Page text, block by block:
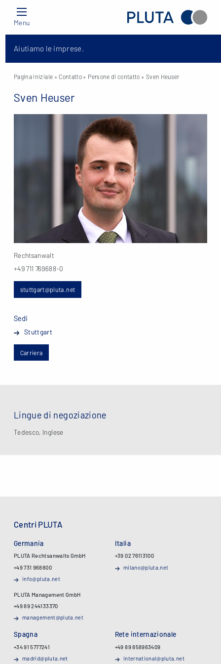
Menu
Aiutiamo le imprese.
Pagina iniziale » Contatto » Persone di contatto » Sven Heuser
Sven Heuser
Rechtsanwalt
+49 711 769688-0
stuttgart@pluta.net
Sedi
Stuttgart
Carriera
Lingue di negoziazione
Tedesco, Inglese
Centri PLUTA
Germania
PLUTA Rechtsanwalts GmbH
+49 731 968800
info@pluta.net
PLUTA Management GmbH
+49 89 244133370
management@pluta.net
Italia
+39 02 76113100
milano@pluta.net
Spagna
+34 91 5777241
madrid@pluta.net
Rete internazionale
+49 89 858963409
international@pluta.net